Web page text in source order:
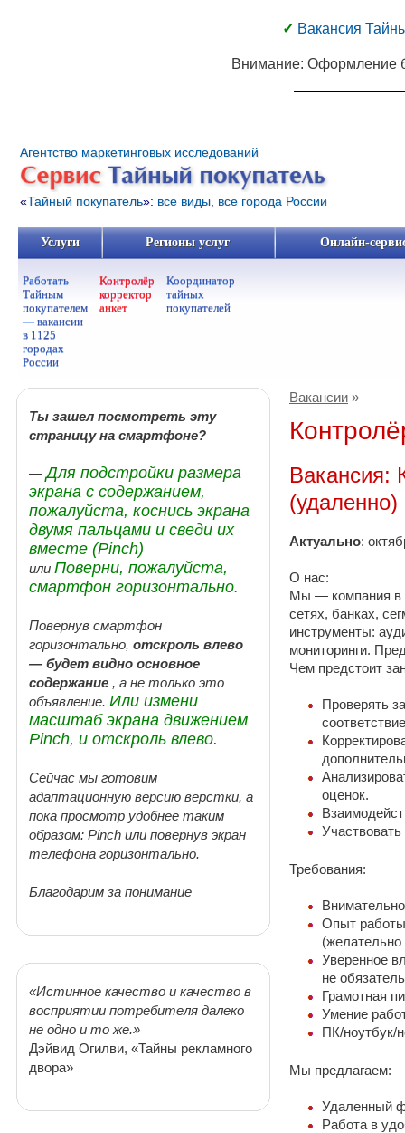
✓ Вакансия
Внимание: Оформление
Агентство маркетинговых исследований
«Тайный покупатель»: все виды все города России
Услуги
Услуги Регионы услуг
Регионы услуг Онлайн-
Онлайн-
Работать
Тайным
покупателем
— вакансии
в 1125
городах
России
Контролёр
корректор
анкет
Координатор
тайных
покупателей
Ты зашел посмотреть эту
страницу на смартфоне?
—Для подстройки размера
экрана с содержанием,
пожалуйста, коснись экрана
двумя пальцами и сведи их
вместе (Pinch)
или Поверни, пожалуйста,
смартфон горизонтально.
Повернув смартфон
горизонтально, отскроль влево
— будет видно основное
содержание , а не только это
объявление. Или измени
масштаб экрана движением
Pinch, и отскроль влево.
Сейчас мы готовим
адаптационную версию верстки, а
пока просмотр удобнее таким
образом: Pinch или повернув экран
телефона горизонтально.
Благодарим за понимание
«Истинное качество и качество в
восприятии потребителя далеко
не одно и то же.»
Дэйвид Огилви, «Тайны рекламного
двора»
Вакансии »
Вакансия:
(удаленно)
Актуально:
О нас:
Мы — компания в
сетях, банках,
инструменты:
мониторинги.
Чем предстоит
Проверять
оценок.
Требования:
Опыт работы
(желательно
Уверенное
не
Грамотная
Умение
ПК/ноутбук/
Мы предлагаем:
Удаленный
Работа в